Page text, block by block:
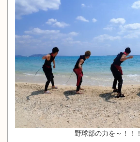
野球部の力を～！！！